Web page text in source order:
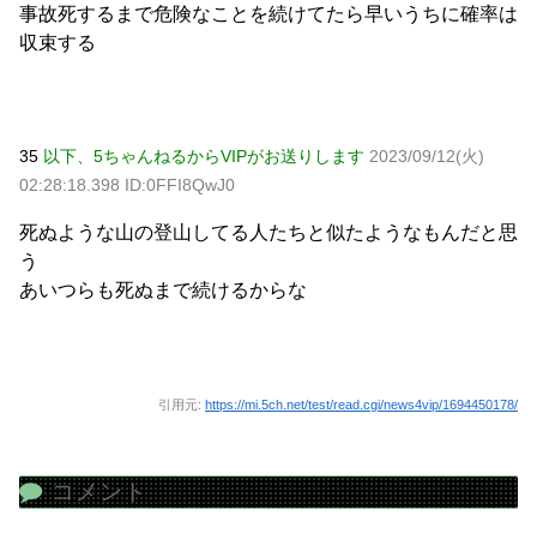
事故死するまで危険なことを続けてたら早いうちに確率は
収束する
35 以下、5ちゃんねるからVIPがお送りします 2023/09/12(火)
02:28:18.398 ID:0FFI8QwJ0
死ぬような山の登山してる人たちと似たようなもんだと思
う
あいつらも死ぬまで続けるからな
引用元: https://mi.5ch.net/test/read.cgi/news4vip/1694450178/
コメント